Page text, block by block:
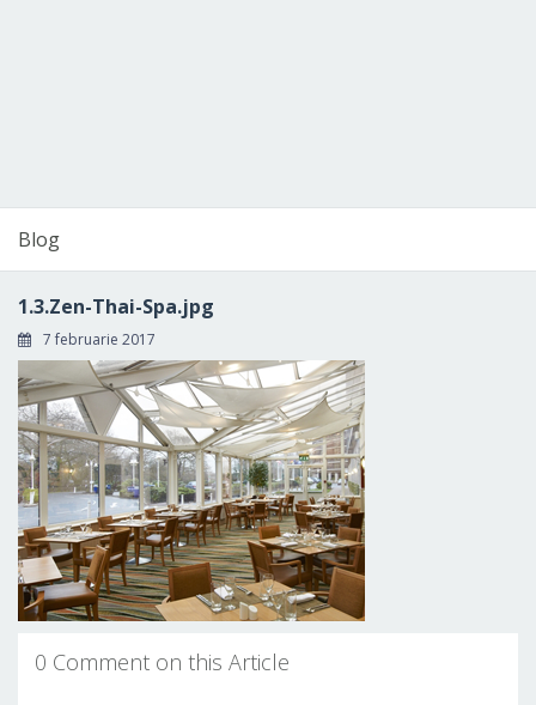
Blog
1.3.Zen-Thai-Spa.jpg
7 februarie 2017
0 Comment on this Article